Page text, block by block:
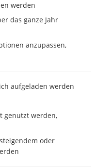
werden
das ganze Jahr
anzupassen,
aufgeladen werden
genutzt werden,
oder